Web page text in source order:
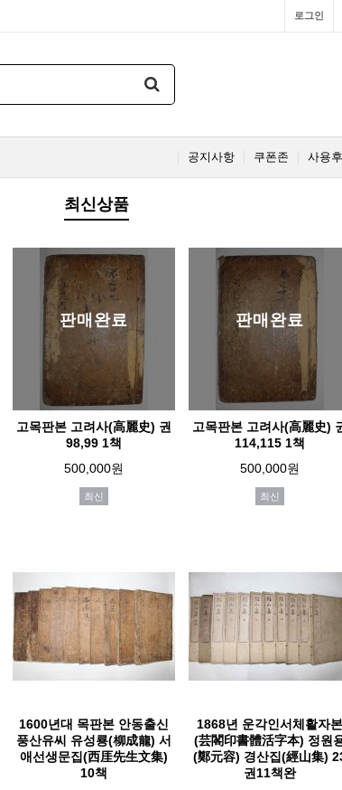
로그인
사용
쿠폰존
공지사항
최신상품
판매완료
고목판본 고려사(高麗史) 권
98,99 1책
500,000원
최신
판매완료
고목판본 고려사(高麗史)
114,115 1책
500,000원
최신
1600년대 목판본 안동출신
풍산유씨 유성룡(柳成龍) 서
애선생문집(西厓先生文集)
10책
1868년 운각인서체활자본
(芸閣印書體活字本) 정원
(鄭元容) 경산집(經山集)
권11책완